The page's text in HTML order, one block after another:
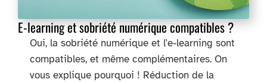
E-learning et sobriété numérique compatibles ?
Oui, la sobriété numérique et l'e-learning sont
compatibles, et même complémentaires. On
vous explique pourquoi ! Réduction de la